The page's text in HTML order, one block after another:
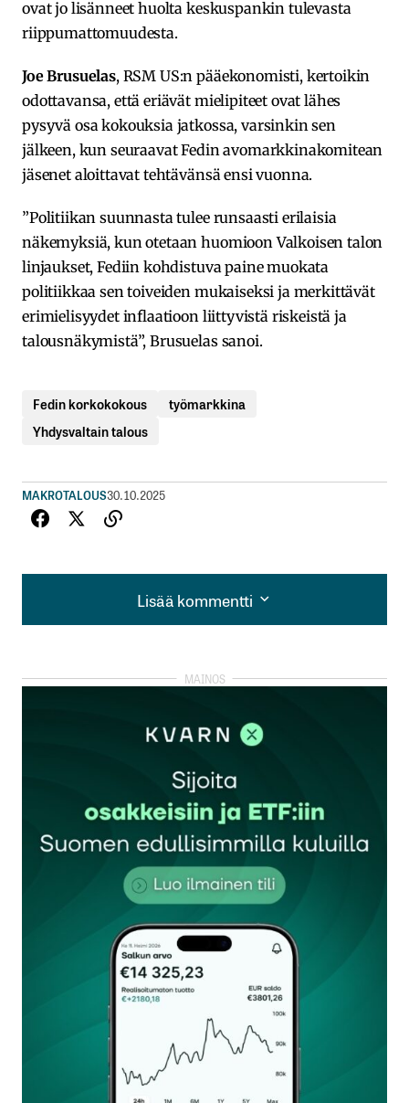
ovat jo lisänneet huolta keskuspankin tulevasta
riippumattomuudesta.
Joe Brusuelas, RSM US:n pääekonomisti, kertoikin
odottavansa, että eriävät mielipiteet ovat lähes
pysyvä osa kokouksia jatkossa, varsinkin sen
jälkeen, kun seuraavat Fedin avomarkkinakomitean
jäsenet aloittavat tehtävänsä ensi vuonna.
”Politiikan suunnasta tulee runsaasti erilaisia
näkemyksiä, kun otetaan huomioon Valkoisen talon
linjaukset, Fediin kohdistuva paine muokata
politiikkaa sen toiveiden mukaiseksi ja merkittävät
erimielisyydet inflaatioon liittyvistä riskeistä ja
talousnäkymistä”, Brusuelas sanoi.
Fedin korkokokous
työmarkkina
Yhdysvaltain talous
MAKROTALOUS30.10.2025
Lisää kommentti
Lisää kommentti
kirjautua
rekisteröityä
Sähköpostiosoitettasi ei julkaista.Pakolliset
kentät on merkitty*
Kommentti*
Nimesi tai nimimerkkisi